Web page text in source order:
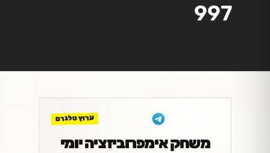
997
ערוץ טלגרם
משחק אימפרוביזציה יומי